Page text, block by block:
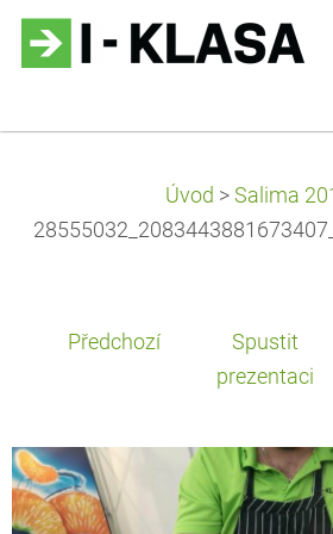
Úvod > Salima
Předchozí
Spustit
prezentaci